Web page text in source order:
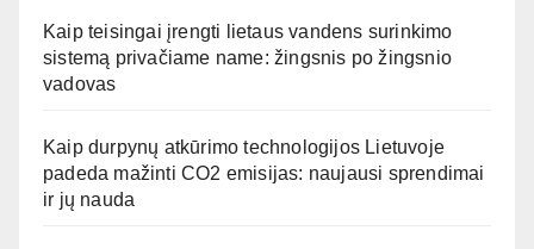
Kaip teisingai įrengti lietaus vandens surinkimo
sistemą privačiame name: žingsnis po žingsnio
vadovas
Kaip durpynų atkūrimo technologijos Lietuvoje
padeda mažinti CO2 emisijas: naujausi sprendimai
ir jų nauda